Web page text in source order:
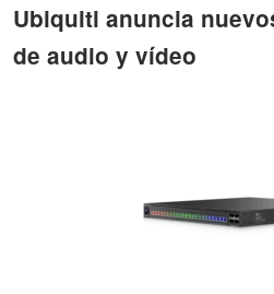
Ubiquiti anuncia
de audio y vídeo